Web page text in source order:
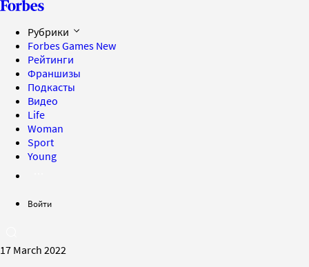
Рубрики
Forbes Games New
Рейтинги
Франшизы
Подкасты
Видео
Life
Woman
Sport
Young
Войти
17 March 2022